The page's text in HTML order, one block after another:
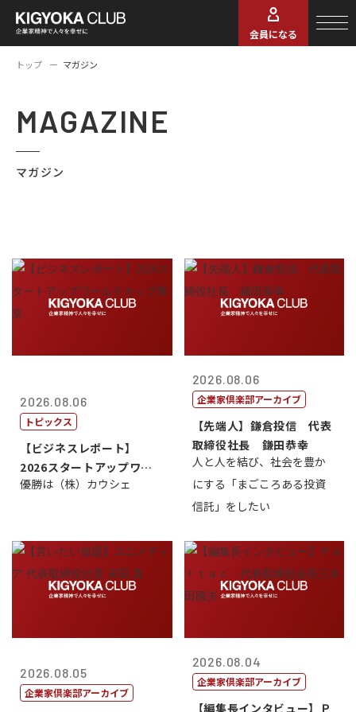
会員になる
トップ マガジン
MAGAZINE
マガジン
2026.08.06
トピックス
【ビジネスレポート】
2026スタートアップワー
ルドカップ東京
優勝は（株）カウシェ
2026.08.06
企業家倶楽部アーカイブ
【先端人】鎌倉投信 代表
取締役社長 鎌田恭幸
人と人を結び、社会を豊か
にする「まごころある投資
信託」をしたい
2026.08.05
企業家倶楽部アーカイブ
2026.08.04
企業家倶楽部アーカイブ
【編集長インタビュー】Ｐ